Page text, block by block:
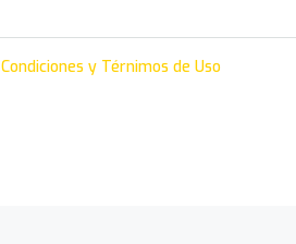
Condiciones y Térnimos de Uso